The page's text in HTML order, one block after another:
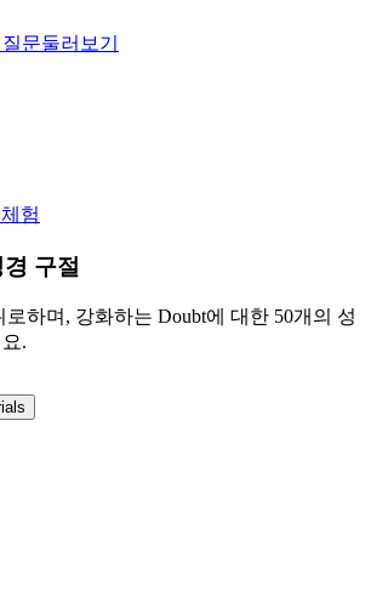
문둘러보기
험
구절
하며, 강화하는 Doubt에 대한 50개의 성
.